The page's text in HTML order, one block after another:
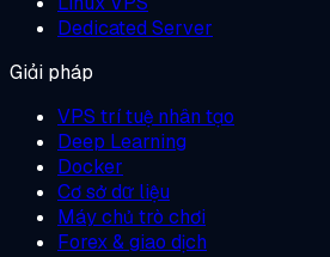
Dedicated Server
Giải pháp
VPS trí tuệ nhân tạo
Deep Learning
Docker
Cơ sở dữ liệu
Máy chủ trò chơi
Forex & giao dịch